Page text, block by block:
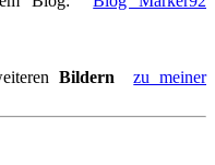
Bildern
zu meiner